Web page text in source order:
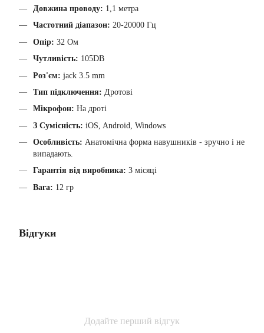
Довжина проводу: 1,1 метра
Частотний діапазон: 20-20000 Гц
Опір: 32 Ом
Чутливість: 105DB
Роз'єм: jack 3.5 mm
Тип підключення: Дротові
Мікрофон: На дроті
З Сумісність: iOS, Android, Windows
Особливість: Анатомічна форма навушників - зручно і не
випадають.
Гарантія від виробника: 3 місяці
Вага: 12 гр
Відгуки
Додайте перший відгук